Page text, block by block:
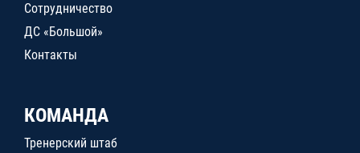
Сотрудничество
ДС «Большой»
Контакты
КОМАНДА
Тренерский штаб